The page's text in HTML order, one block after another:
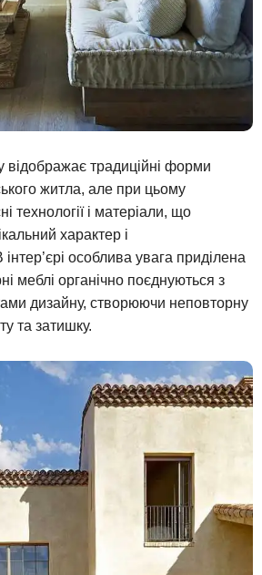
відображає традиційні форми
житла, але при цьому
технології і матеріали, що
характер і
особлива увага приділена
меблі органічно поєднуються з
дизайну, створюючи неповторну
та затишку.